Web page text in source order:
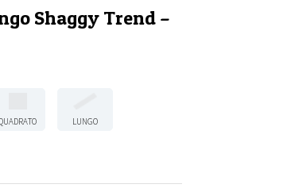
Shaggy Trend –
LUNGO